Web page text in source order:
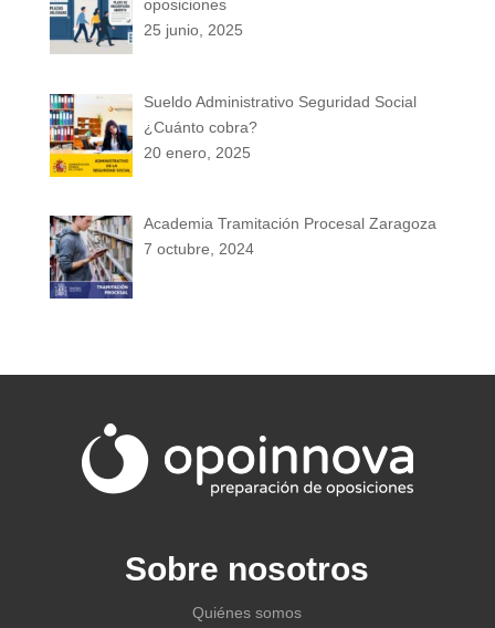
oposiciones
25 junio, 2025
Sueldo Administrativo Seguridad Social
¿Cuánto cobra?
20 enero, 2025
Academia Tramitación Procesal Zaragoza
7 octubre, 2024
Sobre nosotros
Quiénes somos